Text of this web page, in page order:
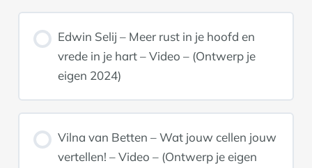
Edwin Selij – Meer rust in je hoofd en
vrede in je hart – Video – (Ontwerp je
eigen 2024)
Vilna van Betten – Wat jouw cellen jouw
vertellen! – Video – (Ontwerp je eigen